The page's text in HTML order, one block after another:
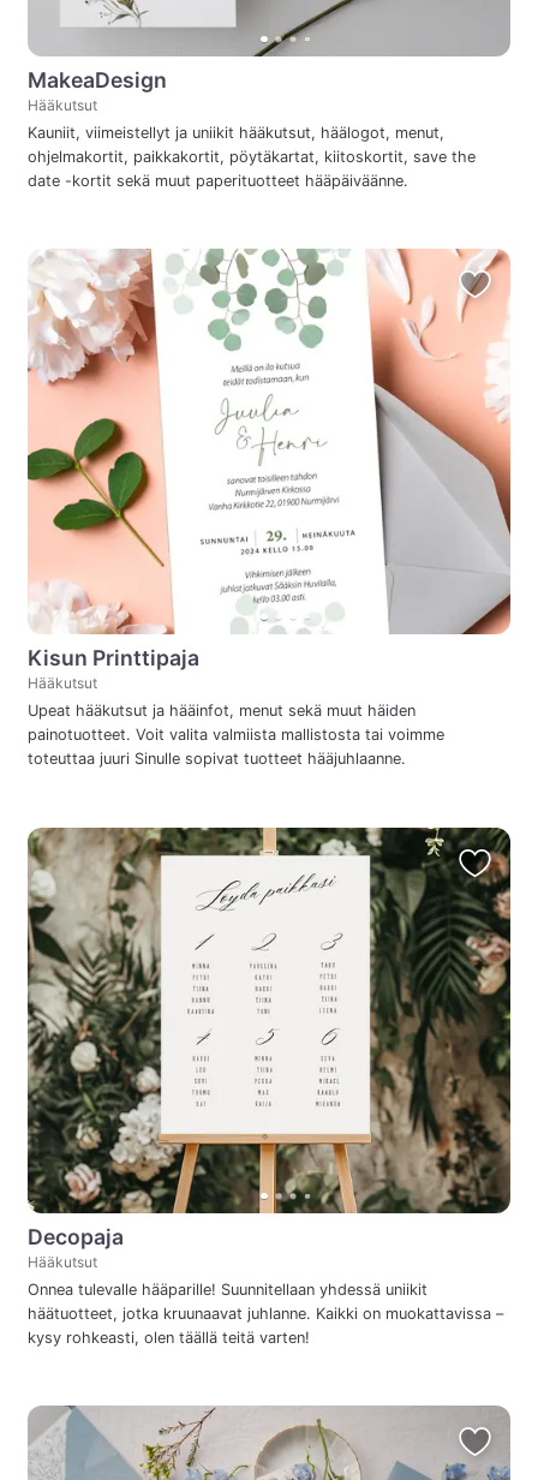
MakeaDesign
Hääkutsut
Kauniit, viimeistellyt ja uniikit hääkutsut, häälogot, menut,
ohjelmakortit, paikkakortit, pöytäkartat, kiitoskortit, save the
date -kortit sekä muut paperituotteet hääpäiväänne.
Kisun Printtipaja
Hääkutsut
Upeat hääkutsut ja hääinfot, menut sekä muut häiden
painotuotteet. Voit valita valmiista mallistosta tai voimme
toteuttaa juuri Sinulle sopivat tuotteet hääjuhlaanne.
Decopaja
Hääkutsut
Onnea tulevalle hääparille! Suunnitellaan yhdessä uniikit
häätuotteet, jotka kruunaavat juhlanne. Kaikki on muokattavissa –
kysy rohkeasti, olen täällä teitä varten!